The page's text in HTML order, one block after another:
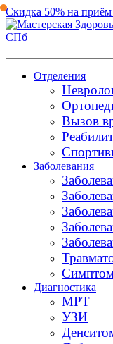
Скидка 50% на приём
Отделения
Вызов
Заболевания
Диагностика
МРТ
УЗИ